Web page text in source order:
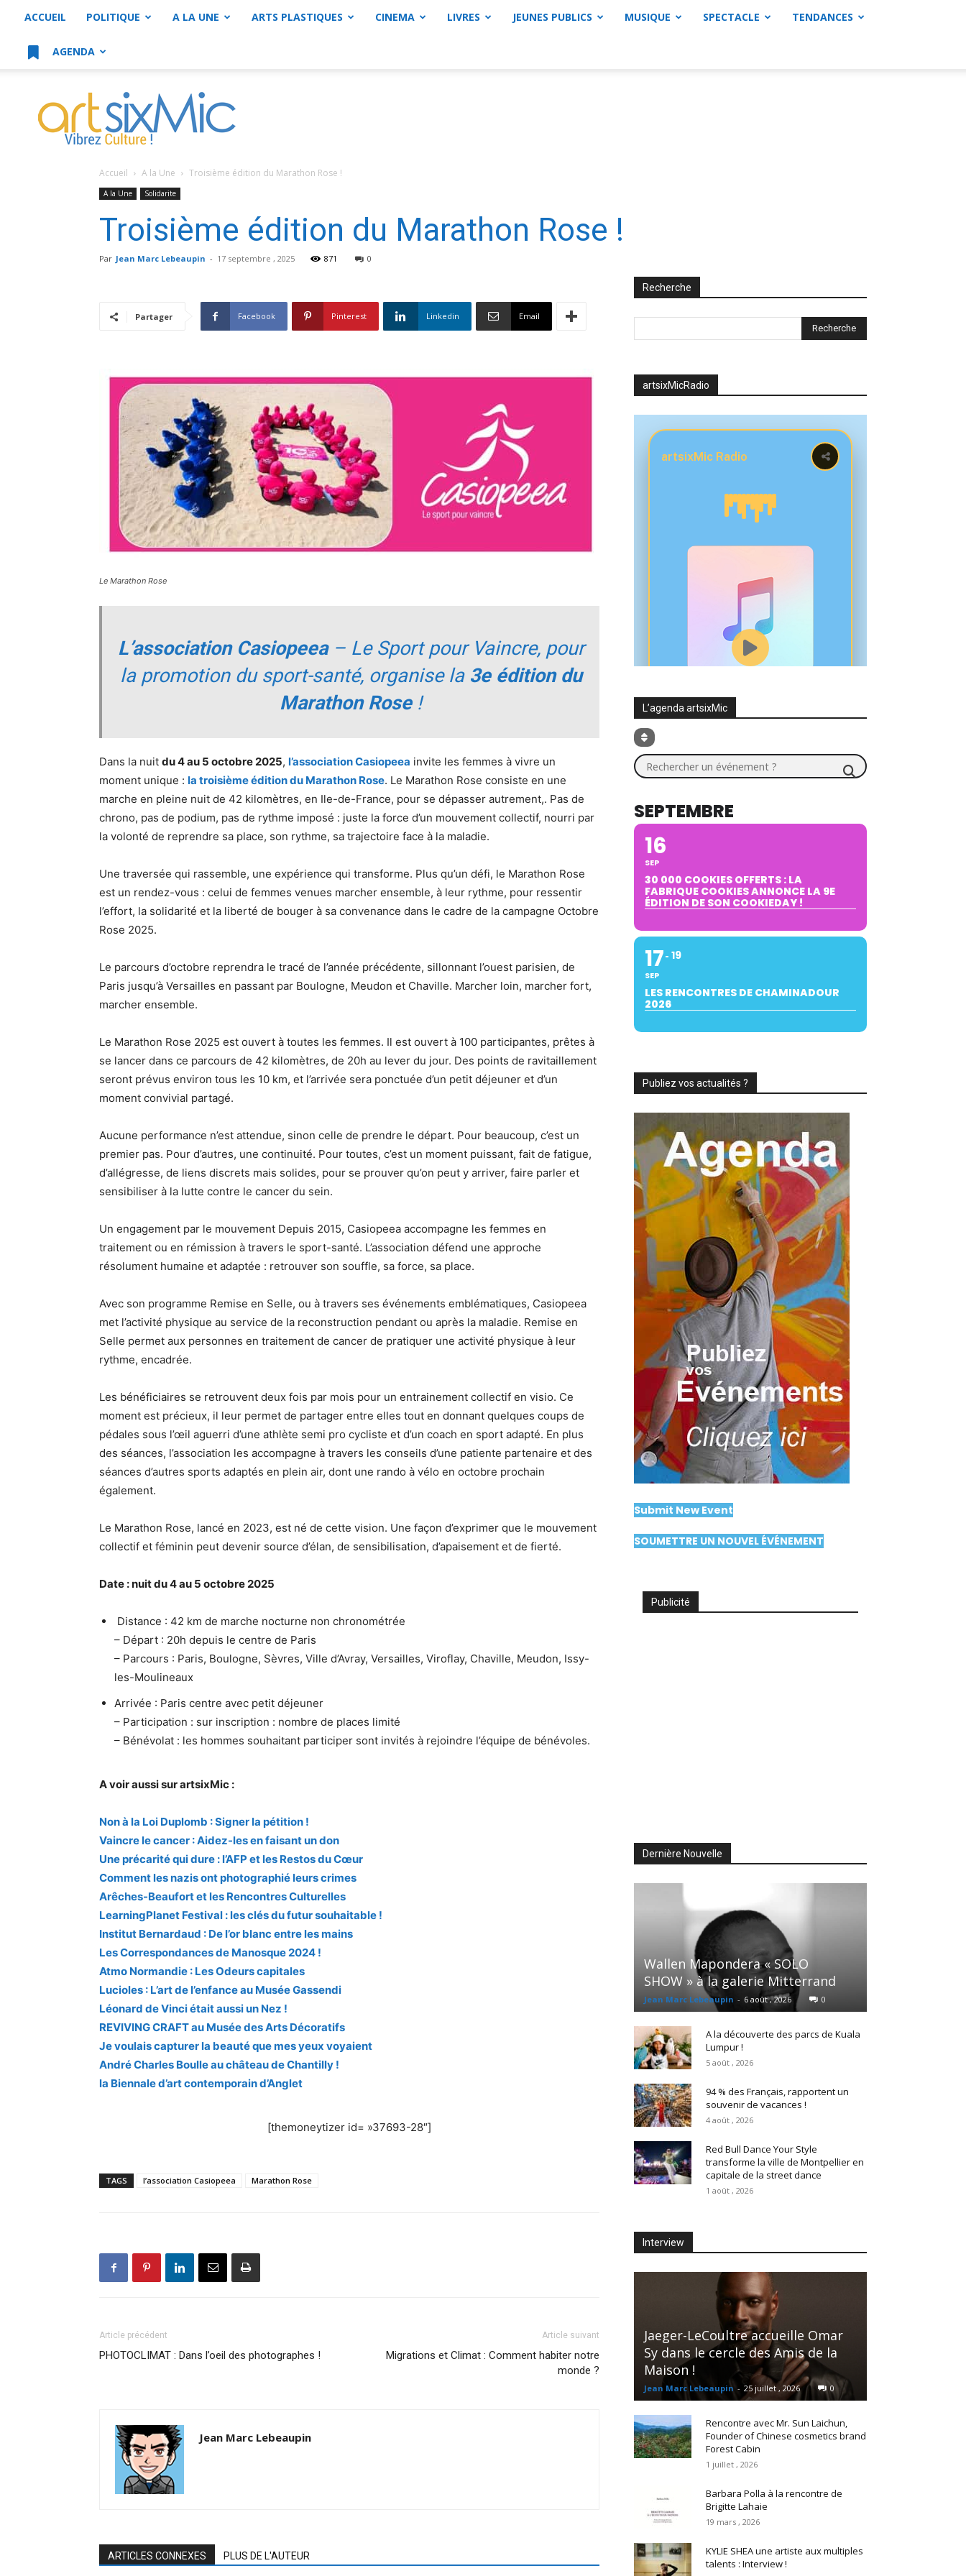
ACCUEIL POLITIQUE A LA UNE ARTS PLASTIQUES CINEMA LIVRES JEUNES PUBLICS MUSIQUE SPECTACLE TENDANCES
AGENDA
artsixMic
Accueil A la Une Troisième édition du Marathon Rose !
A la Une Solidarite
Troisième édition du Marathon Rose !
Par Jean Marc Lebeaupin - 17 septembre , 2025 871 0
Partager Facebook Pinterest Linkedin Email
Le Marathon Rose
L’association Casiopeea– Le Sport pour Vaincre, pour
la promotion du sport-santé, organise la 3e édition du
Marathon Rose!
Dans la nuit du 4 au 5 octobre 2025, l’association Casiopeea invite les femmes à vivre un
moment unique : la troisième édition du Marathon Rose. Le Marathon Rose consiste en une
marche en pleine nuit de 42 kilomètres, en Ile-de-France, pour se dépasser autrement,. Pas de
chrono, pas de podium, pas de rythme imposé : juste la force d’un mouvement collectif, nourri par
la volonté de reprendre sa place, son rythme, sa trajectoire face à la maladie.
Une traversée qui rassemble, une expérience qui transforme. Plus qu’un défi, le Marathon Rose
est un rendez-vous : celui de femmes venues marcher ensemble, à leur rythme, pour ressentir
l’effort, la solidarité et la liberté de bouger à sa convenance dans le cadre de la campagne Octobre
Rose 2025.
Le parcours d’octobre reprendra le tracé de l’année précédente, sillonnant l’ouest parisien, de
Paris jusqu’à Versailles en passant par Boulogne, Meudon et Chaville. Marcher loin, marcher fort,
marcher ensemble.
Le Marathon Rose 2025 est ouvert à toutes les femmes. Il est ouvert à 100 participantes, prêtes à
se lancer dans ce parcours de 42 kilomètres, de 20h au lever du jour. Des points de ravitaillement
seront prévus environ tous les 10 km, et l’arrivée sera ponctuée d’un petit déjeuner et d’un
moment convivial partagé.
Aucune performance n’est attendue, sinon celle de prendre le départ. Pour beaucoup, c’est un
premier pas. Pour d’autres, une continuité. Pour toutes, c’est un moment puissant, fait de fatigue,
d’allégresse, de liens discrets mais solides, pour se prouver qu’on peut y arriver, faire parler et
sensibiliser à la lutte contre le cancer du sein.
Un engagement par le mouvement Depuis 2015, Casiopeea accompagne les femmes en
traitement ou en rémission à travers le sport-santé. L’association défend une approche
résolument humaine et adaptée : retrouver son souffle, sa force, sa place.
Avec son programme Remise en Selle, ou à travers ses événements emblématiques, Casiopeea
met l’activité physique au service de la reconstruction pendant ou après la maladie. Remise en
Selle permet aux personnes en traitement de cancer de pratiquer une activité physique à leur
rythme, encadrée.
Les bénéficiaires se retrouvent deux fois par mois pour un entrainement collectif en visio. Ce
moment est précieux, il leur permet de partager entre elles tout en donnant quelques coups de
pédales sous l’œil aguerri d’une athlète semi pro cycliste et d’un coach en sport adapté. En plus
des séances, l’association les accompagne à travers les conseils d’une patiente partenaire et des
séances d’autres sports adaptés en plein air, dont une rando à vélo en octobre prochain
également.
Le Marathon Rose, lancé en 2023, est né de cette vision. Une façon d’exprimer que le mouvement
collectif et féminin peut devenir source d’élan, de sensibilisation, d’apaisement et de fierté.
Date : nuit du 4 au 5 octobre 2025
Distance : 42 km de marche nocturne non chronométrée
– Départ : 20h depuis le centre de Paris
– Parcours : Paris, Boulogne, Sèvres, Ville d’Avray, Versailles, Viroflay, Chaville, Meudon, Issy-
les-Moulineaux
Arrivée : Paris centre avec petit déjeuner
– Participation : sur inscription : nombre de places limité
– Bénévolat : les hommes souhaitant participer sont invités à rejoindre l’équipe de bénévoles.
A voir aussi sur artsixMic :
Non à la Loi Duplomb : Signer la pétition !
Vaincre le cancer : Aidez-les en faisant un don
Une précarité qui dure : l’AFP et les Restos du Cœur
Comment les nazis ont photographié leurs crimes
Arêches-Beaufort et les Rencontres Culturelles
LearningPlanet Festival : les clés du futur souhaitable !
Institut Bernardaud : De l’or blanc entre les mains
Les Correspondances de Manosque 2024 !
Atmo Normandie : Les Odeurs capitales
Lucioles : L’art de l’enfance au Musée Gassendi
Léonard de Vinci était aussi un Nez !
REVIVING CRAFT au Musée des Arts Décoratifs
Je voulais capturer la beauté que mes yeux voyaient
André Charles Boulle au château de Chantilly !
la Biennale d’art contemporain d’Anglet
[themoneytizer id= »37693-28″]
TAGS l’association Casiopeea Marathon Rose
Article précédent
PHOTOCLIMAT : Dans l’oeil des photographes !
Article suivant
Migrations et Climat : Comment habiter notre
monde ?
Jean Marc Lebeaupin
ARTICLES CONNEXES PLUS DE L'AUTEUR
Recherche
artsixMicRadio
L’agenda artsixMic
Rechercher un événement ?
SEPTEMBRE
16
SEP
30 000 COOKIES OFFERTS : LA
FABRIQUE COOKIES ANNONCE LA 9E
ÉDITION DE SON COOKIEDAY !
17
SEP
19
LES RENCONTRES DE CHAMINADOUR
2026
Publiez vos actualités ?
Submit New Event
SOUMETTRE UN NOUVEL ÉVÉNEMENT
Publicité
Dernière Nouvelle
Wallen Mapondera « SOLO
SHOW » à la galerie Mitterrand
Jean Marc Lebeaupin - 6 août , 2026 0
A la découverte des parcs de Kuala
Lumpur !
5 août , 2026
94 % des Français, rapportent un
souvenir de vacances !
4 août , 2026
Red Bull Dance Your Style
transforme la ville de Montpellier en
capitale de la street dance
1 août , 2026
Interview
Jaeger-LeCoultre accueille Omar
Sy dans le cercle des Amis de la
Maison !
Jean Marc Lebeaupin - 25 juillet , 2026 0
Rencontre avec Mr. Sun Laichun,
Founder of Chinese cosmetics brand
Forest Cabin
1 juillet , 2026
Barbara Polla à la rencontre de
Brigitte Lahaie
19 mars , 2026
KYLIE SHEA une artiste aux multiples
talents : Interview !